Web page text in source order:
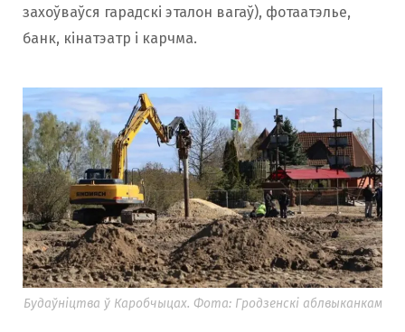
захоўваўся гарадскі эталон вагаў), фотаатэлье,
банк, кінатэатр і карчма.
Будаўніцтва ў Каробчыцах. Фота: Гродзенскі аблвыканкам